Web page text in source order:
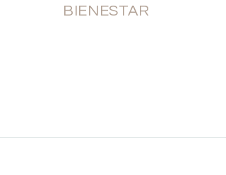
BIENESTAR